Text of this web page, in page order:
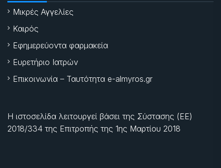
Μικρές Αγγελίες
Καιρός
Εφημερεύοντα φαρμακεία
Ευρετήριο Ιατρών
Επικοινωνία – Ταυτότητα e-almyros.gr
Η ιστοσελίδα λειτουργεί βάσει της Σύστασης (ΕΕ)
2018/334 της Επιτροπής της 1ης Μαρτίου 2018